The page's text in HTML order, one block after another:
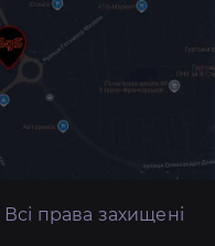
Всі права захищені